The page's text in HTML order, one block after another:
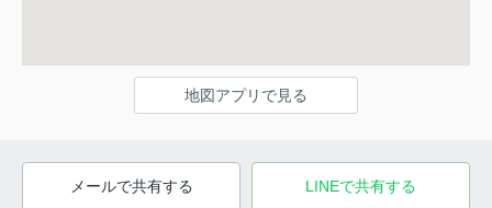
地図アプリで見る
メールで共有する LINEで共有する